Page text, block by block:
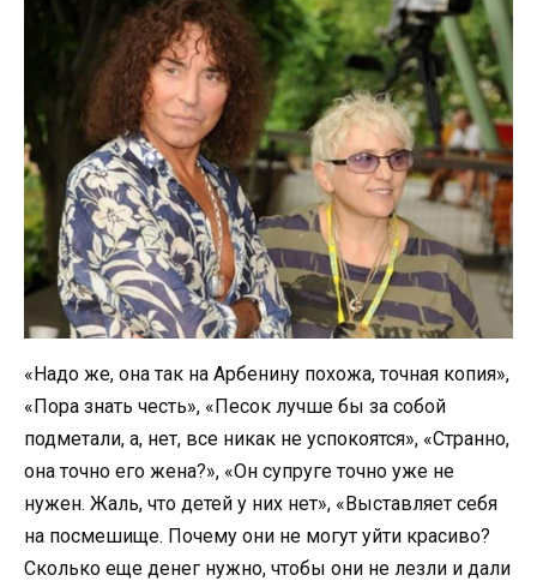
«Надо же, она так на Арбенину похожа, точная копия»,
«Пора знать честь», «Песок лучше бы за собой
подметали, а, нет, все никак не успокоятся», «Странно,
она точно его жена?», «Он супруге точно уже не
нужен. Жаль, что детей у них нет», «Выставляет себя
на посмешище. Почему они не могут уйти красиво?
Сколько еще денег нужно, чтобы они не лезли и дали